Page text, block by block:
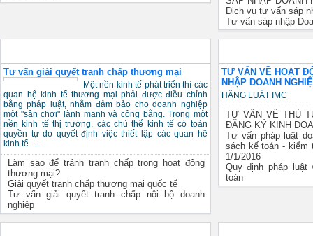
THƯ CHÀO
SÁP NHẬP DOANH
Dịch vụ tư vấn sáp
Tư vấn sáp nhập
Giải quyết tranh chấp
Tư vấn giải quyết tranh chấp thương mại
Một nền kinh tế phát triển thì các
quan hệ kinh tế thương mại phải được điều chỉnh
bằng pháp luật, nhằm đảm bảo cho doanh nghiệp
một "sân chơi" lành mạnh và công bằng. Trong một
nền kinh tế thị trường, các chủ thể kinh tế có toàn
quyền tự do quyết định việc thiết lập các quan hệ
kinh tế -...
Làm sao để tránh tranh chấp trong hoạt động
thương mại?
Giải quyết tranh chấp thương mại quốc tế
Tư vấn giải quyết tranh chấp nội bộ doanh
nghiệp
Pháp luật doanh
TƯ VẤN VỀ HOẠT
NHẬP DOANH
HÃNG LUẬT IMC
TƯ VẤN VỀ THỦ
ĐĂNG KÝ KINH
Tư vấn pháp luật
sách kế toán -
1/1/2016
Quy định pháp